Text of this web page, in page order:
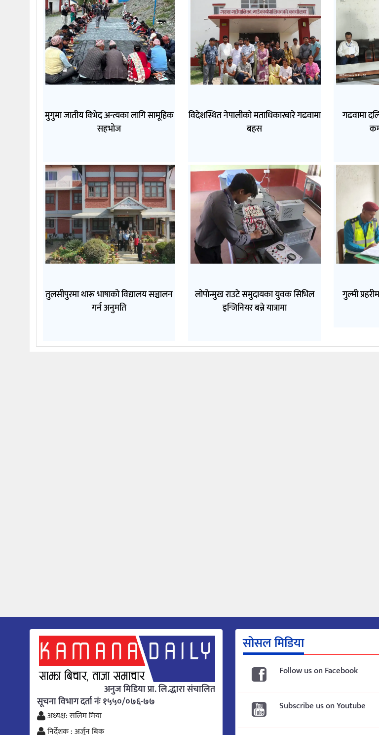
मुगुमा जातीय विभेद अन्त्यका लागि सामूहिक
सहभोज
विदेशस्थित नेपालीको मताधिकारबारे गढवामा
बहस
गढवामा
तुलसीपुरमा थारू भाषाको विद्यालय सञ्चालन
गर्न अनुमति
लोपोन्मुख राउटे समुदायका युवक सिभिल
इन्जिनियर बन्ने यात्रामा
गुल्मी
अनुज मिडिया प्रा. लि.द्धारा संचालित
सूचना विभाग दर्ता नंः १५५०/०७६-७७
अध्यक्ष: सलिम मिया
निर्देशक : अर्जुन बिक
सोसल मिडिया
Follow us on Facebook
Subscribe us on Youtube